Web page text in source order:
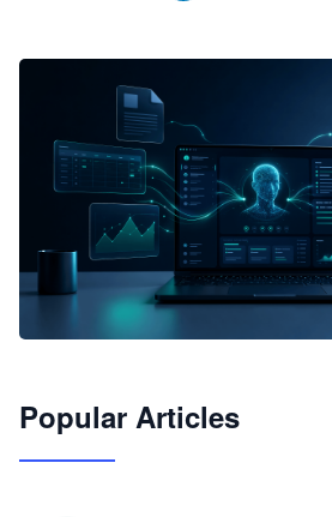
JimoClaw 桌面 AI Agent 工作
Popular Articles